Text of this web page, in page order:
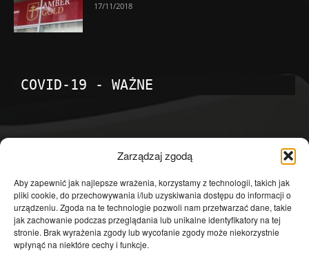
Zarządzaj zgodą
Aby zapewnić jak najlepsze wrażenia, korzystamy z technologii, takich jak
pliki cookie, do przechowywania i/lub uzyskiwania dostępu do informacji o
urządzeniu. Zgoda na te technologie pozwoli nam przetwarzać dane, takie
jak zachowanie podczas przeglądania lub unikalne identyfikatory na tej
stronie. Brak wyrażenia zgody lub wycofanie zgody może niekorzystnie
wpłynąć na niektóre cechy i funkcje.
17/11/2018
COVID-19 - WAŻNE
Temat dnia
4602
Publicystyka
4364
Polityka
3640
Polska